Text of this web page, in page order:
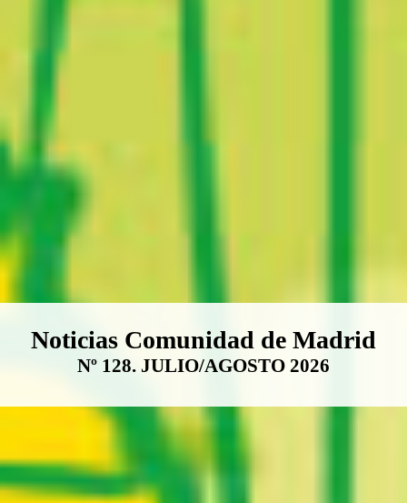
Boletín Noticias Comunidad de
Noticias Comunidad de Madrid
Nº 128. JULIO/AGOSTO 2026